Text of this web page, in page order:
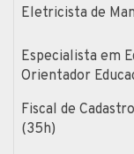
Eletricista de
Especialista em
Orientador
Fiscal de
(35h)